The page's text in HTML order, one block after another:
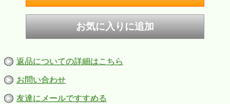
返品についての詳細はこちら
お問い合わせ
友達にメールですすめる